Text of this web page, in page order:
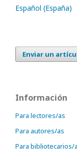
Español (España)
Enviar un
Información
Para lectores/as
Para autores/as
Para bibliotecarios/